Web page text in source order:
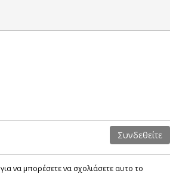
Συνδεθείτε
για να μπορέσετε να σχολιάσετε αυτο το